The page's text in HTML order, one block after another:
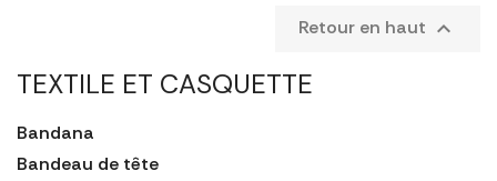
TEXTILE ET CASQUETTE
Bandana
Bandeau de tête
Retour en haut 